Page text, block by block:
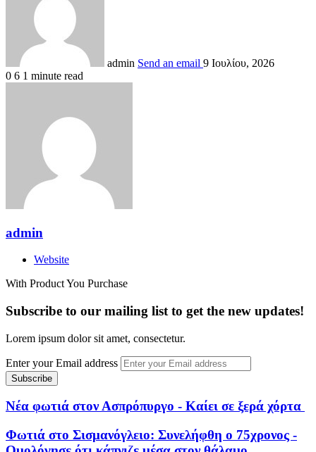
admin Send an email 9 Ιουλίου, 2026
0 6 1 minute read
admin
Website
With Product You Purchase
Subscribe to our mailing list to get the new updates!
Lorem ipsum dolor sit amet, consectetur.
Enter your Email address
Νέα φωτιά στον Ασπρόπυργο - Καίει σε ξερά χόρτα
Φωτιά στο Σισμανόγλειο: Συνελήφθη ο 75χρονος -